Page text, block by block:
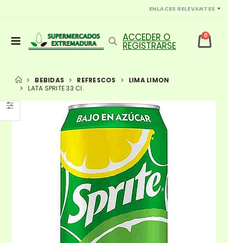
ENLACES RELEVANTES
0
BEBIDAS REFRESCOS
LIMA LIMON
LATA SPRITE 33 Cl.